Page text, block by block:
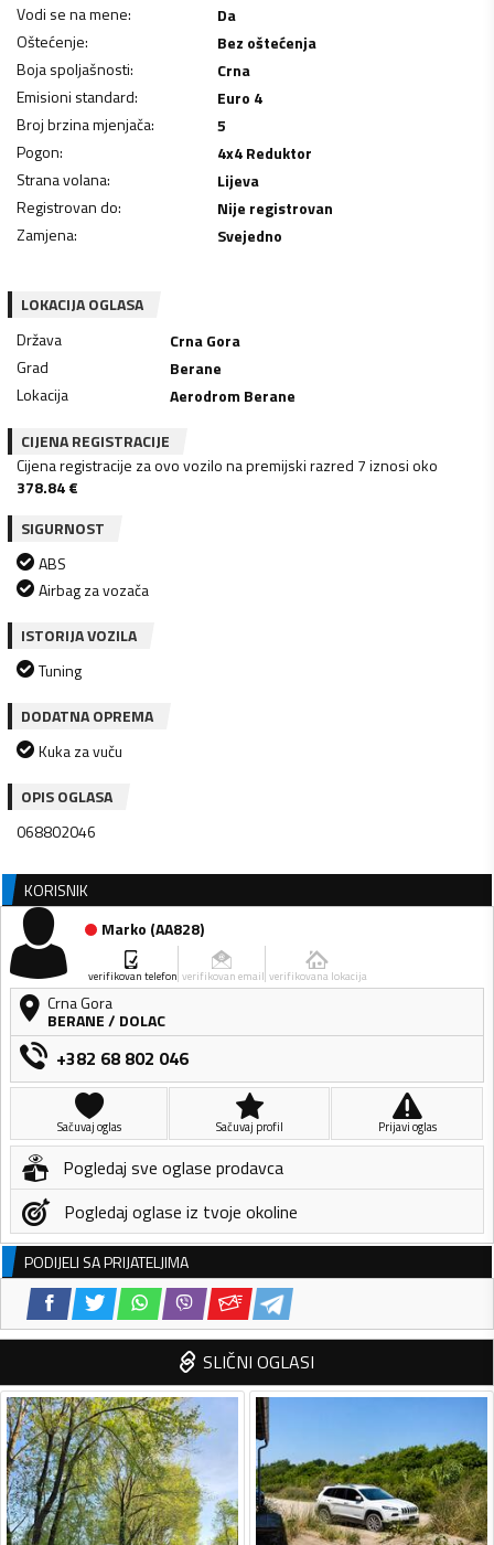
Vodi se na mene:
Da
Oštećenje:
Bez oštećenja
Boja spoljašnosti:
Crna
Emisioni standard:
Euro 4
Broj brzina mjenjača:
5
Pogon:
4x4 Reduktor
Strana volana:
Lijeva
Registrovan do:
Nije registrovan
Zamjena: Svejedno
LOKACIJA OGLASA
Država
Crna Gora
Grad
Berane
Lokacija
Aerodrom Berane
CIJENA REGISTRACIJE
Cijena registracije za ovo vozilo na premijski razred 7 iznosi oko
378.84€
SIGURNOST
ABS
Airbag za vozača
ISTORIJA VOZILA
Tuning
DODATNA OPREMA
Kuka za vuču
OPIS OGLASA
068802046
KORISNIK
Marko (AA828)
verifikovan telefon verifikovan email verifikovana lokacija
Crna Gora
BERANE/ DOLAC
+382 68 802 046
Sačuvaj oglas Sačuvaj profil Prijavi oglas
Pogledaj sve oglase prodavca
Pogledaj oglase iz tvoje okoline
PODIJELI SA PRIJATELJIMA
SLIČNI OGLASI